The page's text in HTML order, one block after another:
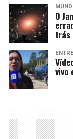
O
trás
vivo